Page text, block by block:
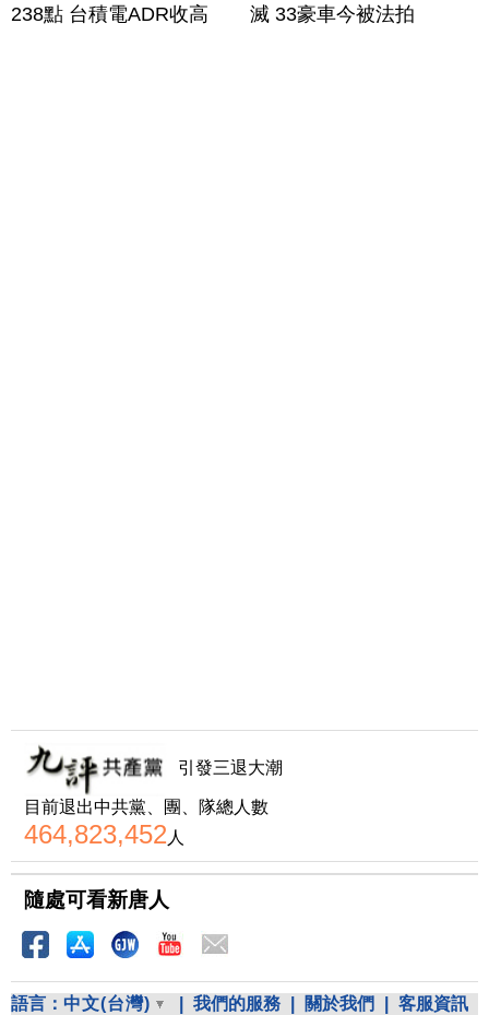
238點 台積電ADR收高
滅 33豪車今被法拍
引發三退大潮
目前退出中共黨、團、隊總人數
464,823,452 人
隨處可看新唐人
語言： 中文(台灣) 我們的服務 關於我們 客服資訊